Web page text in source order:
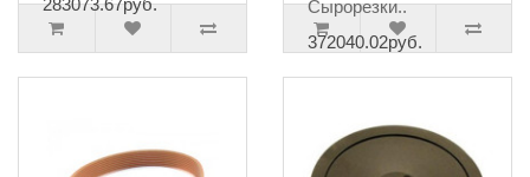
283073.67руб.
Сырорезки..
372040.02руб.